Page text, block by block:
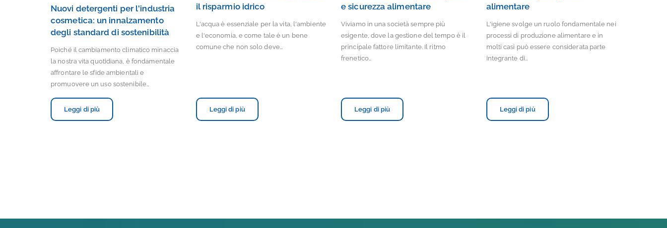
Nuovi detergenti per l'industria
cosmetica: un innalzamento
degli standard di sostenibilità
Poiché il cambiamento climatico minaccia
la nostra vita quotidiana, è fondamentale
affrontare le sfide ambientali e
promuovere un uso sostenibile…
Leggi di più
il risparmio idrico
L'acqua è essenziale per la vita, l'ambiente
e l'economia, e come tale è un bene
comune che non solo deve…
Leggi di più
e sicurezza alimentare
Viviamo in una società sempre più
esigente, dove la gestione del tempo è il
principale fattore limitante. Il ritmo
frenetico…
Leggi di più
alimentare
L'igiene svolge un ruolo fondamentale nei
processi di produzione alimentare e in
molti casi può essere considerata parte
integrante di…
Leggi di più